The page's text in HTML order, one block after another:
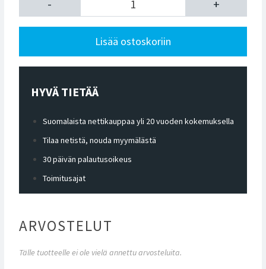
- +
Lisää ostoskoriin
HYVÄ TIETÄÄ
Suomalaista nettikauppaa yli 20 vuoden kokemuksella
Tilaa netistä, nouda myymälästä
30 päivän palautusoikeus
Toimitusajat
ARVOSTELUT
Tälle tuotteelle ei ole vielä annettu arvosteluita.